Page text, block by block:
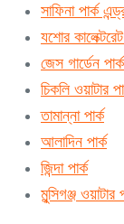
সাফিনা পার্ক
যশোর
জেস গার্ডেন পার্ক
চিকলি ওয়াটার
তামান্না পার্ক
আলাদিন পার্ক
জিন্দা পার্ক
মুন্সিগঞ্জ ওয়াটার